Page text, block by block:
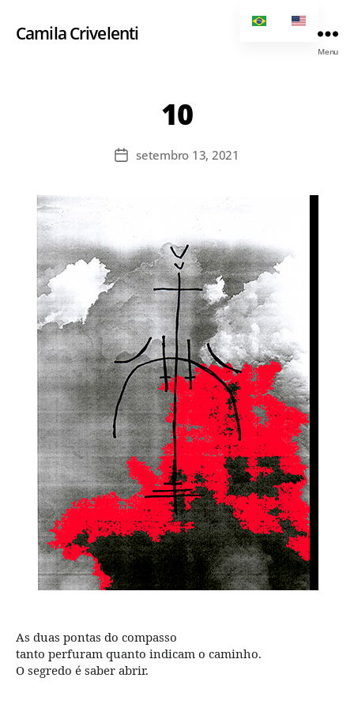
Camila Crivelenti
Menu
10
setembro 13, 2021
As duas pontas do compasso
tanto perfuram quanto indicam o caminho.
O segredo é saber abrir.